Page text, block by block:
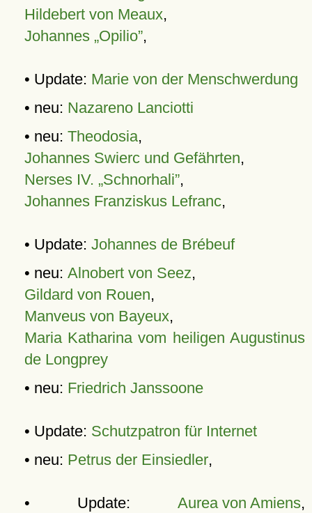
Hildebert von Meaux,
Johannes „Opilio”,
• Update: Marie von der Menschwerdung
• neu: Nazareno Lanciotti
• neu: Theodosia,
Johannes Swierc und Gefährten,
Nerses IV. „Schnorhali”,
Johannes Franziskus Lefranc,
• Update: Johannes de Brébeuf
• neu: Alnobert von Seez,
Gildard von Rouen,
Manveus von Bayeux,
Maria Katharina vom heiligen Augustinus
de Longprey
• neu: Friedrich Janssoone
• Update: Schutzpatron für Internet
• neu: Petrus der Einsiedler,
• Update: Aurea von Amiens,